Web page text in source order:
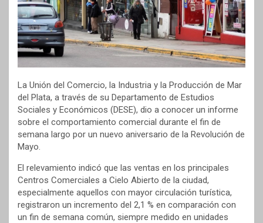
La Unión del Comercio, la Industria y la Producción de Mar
del Plata, a través de su Departamento de Estudios
Sociales y Económicos (DESE), dio a conocer un informe
sobre el comportamiento comercial durante el fin de
semana largo por un nuevo aniversario de la Revolución de
Mayo.
El relevamiento indicó que las ventas en los principales
Centros Comerciales a Cielo Abierto de la ciudad,
especialmente aquellos con mayor circulación turística,
registraron un incremento del 2,1 % en comparación con
un fin de semana común, siempre medido en unidades